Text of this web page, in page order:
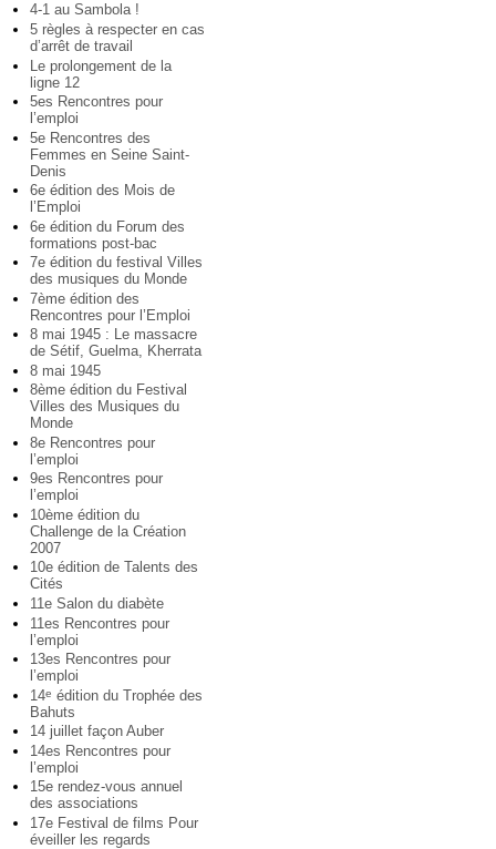
4-1 au Sambola !
5 règles à respecter en cas
d’arrêt de travail
Le prolongement de la
ligne 12
5es Rencontres pour
l’emploi
5e Rencontres des
Femmes en Seine Saint-
Denis
6e édition des Mois de
l’Emploi
6e édition du Forum des
formations post-bac
7e édition du festival Villes
des musiques du Monde
7ème édition des
Rencontres pour l’Emploi
8 mai 1945 : Le massacre
de Sétif, Guelma, Kherrata
8 mai 1945
8ème édition du Festival
Villes des Musiques du
Monde
8e Rencontres pour
l’emploi
9es Rencontres pour
l’emploi
10ème édition du
Challenge de la Création
2007
10e édition de Talents des
Cités
11e Salon du diabète
11es Rencontres pour
l’emploi
13es Rencontres pour
l’emploi
14e édition du Trophée des
Bahuts
14 juillet façon Auber
14es Rencontres pour
l’emploi
15e rendez-vous annuel
des associations
17e Festival de films Pour
éveiller les regards